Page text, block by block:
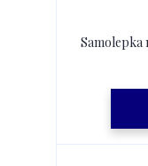
Samolepka